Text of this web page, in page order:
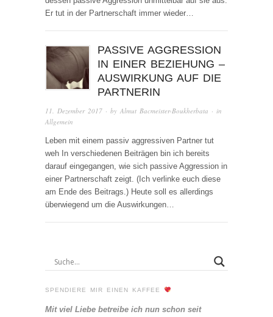
Er tut in der Partnerschaft immer wieder…
PASSIVE AGGRESSION
IN EINER BEZIEHUNG –
AUSWIRKUNG AUF DIE
PARTNERIN
11. Dezember 2017 · by Almut Bacmeister-Boukherbata · in
Allgemein
Leben mit einem passiv aggressiven Partner tut
weh In verschiedenen Beiträgen bin ich bereits
darauf eingegangen, wie sich passive Aggression in
einer Partnerschaft zeigt. (Ich verlinke euch diese
am Ende des Beitrags.) Heute soll es allerdings
überwiegend um die Auswirkungen…
SPENDIERE MIR EINEN KAFFEE
Mit viel Liebe betreibe ich nun schon seit